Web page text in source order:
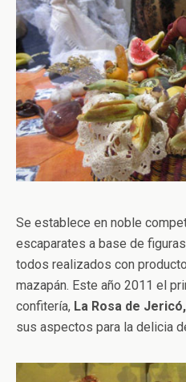
Se establece en noble
escaparates a base de
todos realizados con
mazapán. Este año 2011 el
confitería, La Rosa de Jericó,
sus aspectos para la delicia